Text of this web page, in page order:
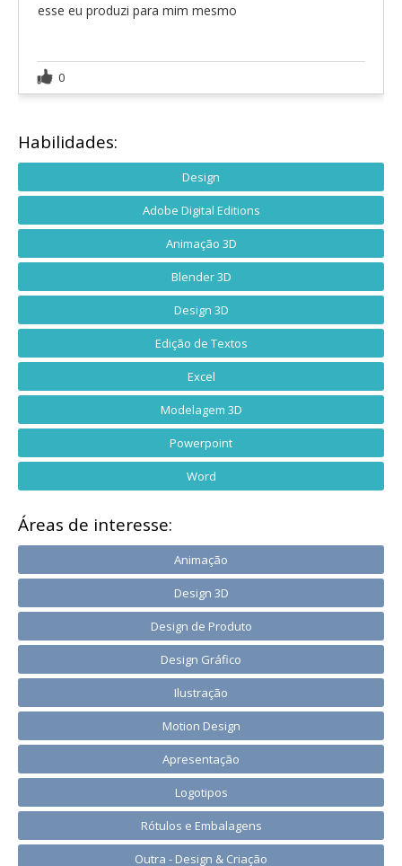
esse eu produzi para mim mesmo
0
Habilidades:
Design
Adobe Digital Editions
Animação 3D
Blender 3D
Design 3D
Edição de Textos
Excel
Modelagem 3D
Powerpoint
Word
Áreas de interesse:
Animação
Design 3D
Design de Produto
Design Gráfico
Ilustração
Motion Design
Apresentação
Logotipos
Rótulos e Embalagens
Outra - Design & Criação